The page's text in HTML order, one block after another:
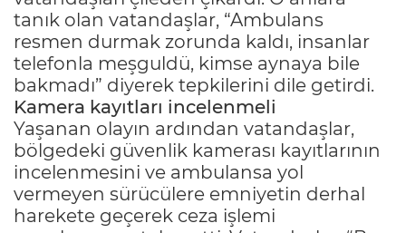
tanık olan vatandaşlar, “Ambulans
resmen durmak zorunda kaldı, insanlar
telefonla meşguldü, kimse aynaya bile
bakmadı” diyerek tepkilerini dile getirdi.
Kamera kayıtları incelenmeli
Yaşanan olayın ardından vatandaşlar,
bölgedeki güvenlik kamerası kayıtlarının
incelenmesini ve ambulansa yol
vermeyen sürücülere emniyetin derhal
harekete geçerek ceza işlemi